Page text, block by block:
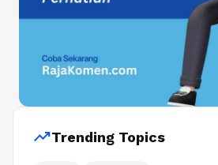
trending_upTrending Topics